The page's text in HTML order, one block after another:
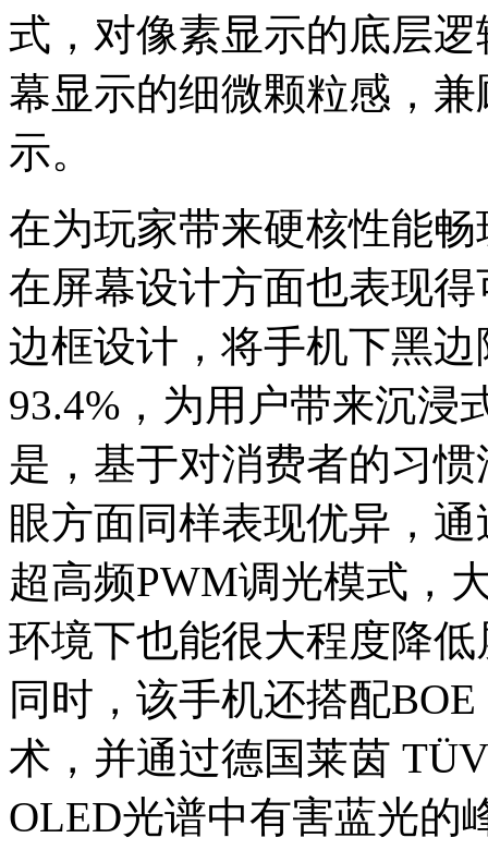
式，对像素显示的底层
幕显示的细微颗粒感，
示。
在为玩家带来硬核性能
在屏幕设计方面也表现
边框设计，将手机下黑
93.4%，为用户带来沉浸
是，基于对消费者的习
眼方面同样表现优异，
超高频PWM调光模式，
环境下也能很大程度降
同时，该手机还搭配
术，并通过德国莱茵
OLED光谱中有害蓝光的